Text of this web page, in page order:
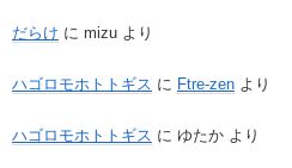
だらけ に mizu より
ハゴロモホトトギス に Ftre-zen より
ハゴロモホトトギス に ゆたか より